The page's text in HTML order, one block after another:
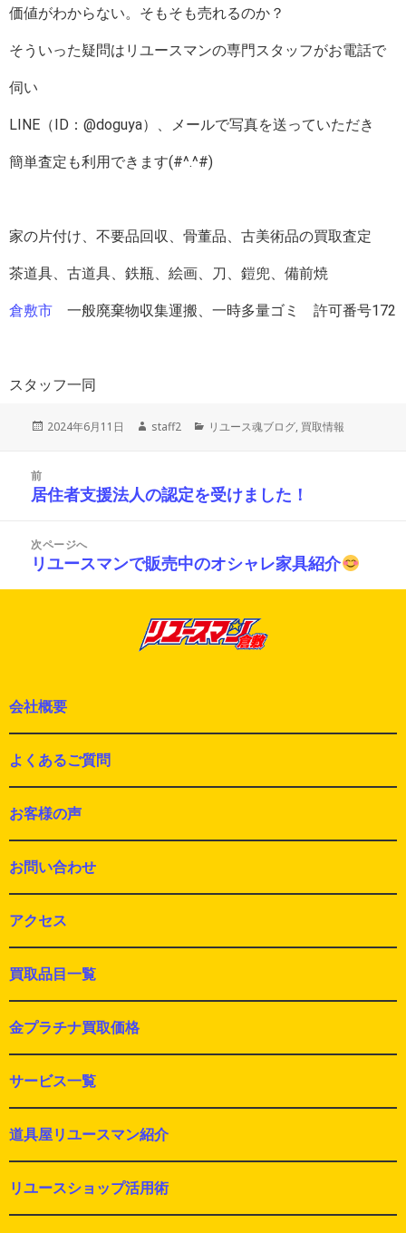
価値がわからない。そもそも売れるのか？
そういった疑問はリユースマンの専門スタッフがお電話で
伺い
LINE（ID：@doguya）、メールで写真を送っていただき
簡単査定も利用できます(#^.^#)
家の片付け、不要品回収、骨董品、古美術品の買取査定
茶道具、古道具、鉄瓶、絵画、刀、鎧兜、備前焼
倉敷市 一般廃棄物収集運搬、一時多量ゴミ 許可番号172
スタッフ一同
投
2024年6月11日
作
staff2
カ
ー
リユース魂ブログ, 買取情報
前
前
投
稿:
居住者支援法人の認定を受けました！
次ページへ
次
の
リユースマンで販売中のオシャレ家具紹介
会社概要
よくあるご質問
お客様の声
お問い合わせ
アクセス
買取品目一覧
金プラチナ買取価格
サービス一覧
道具屋リユースマン紹介
リユースショップ活用術